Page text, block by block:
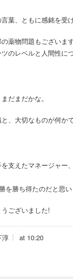
葉、ともに感銘を受け
薬物問題もございます
のレベルと人間性に
だまだかな。
、大切なものが何か
支えたマネージャー
を勝ち得たのだと思い
ございました!
淳 at 10:20